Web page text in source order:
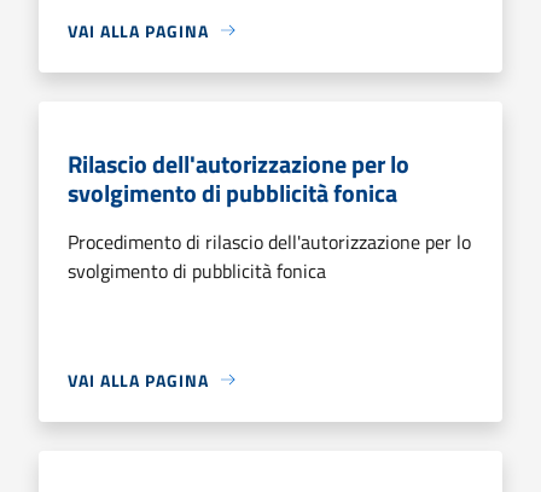
VAI ALLA PAGINA
Rilascio dell'autorizzazione per lo
svolgimento di pubblicità fonica
Procedimento di rilascio dell'autorizzazione per lo
svolgimento di pubblicità fonica
VAI ALLA PAGINA